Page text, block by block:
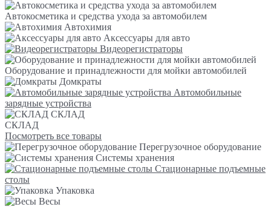
Автокосметика и средства ухода за автомобилем
Автохимия
Аксессуары для авто
Видеорегистраторы
Оборудование и принадлежности для мойки автомобилей
Домкраты
Автомобильные
зарядные устройства
СКЛАД
СКЛАД
Посмотреть все товары
Перегрузочное оборудование
Системы хранения
Стационарные подъемные
столы
Упаковка
Весы